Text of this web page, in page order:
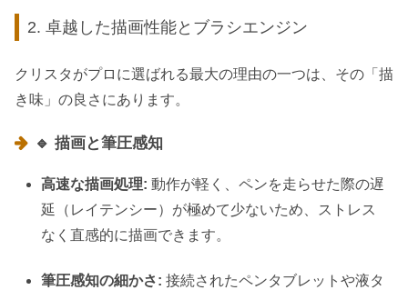
2. 卓越した描画性能とブラシエンジン
クリスタがプロに選ばれる最大の理由の一つは、その「描
き味」の良さにあります。
🔹 描画と筆圧感知
高速な描画処理: 動作が軽く、ペンを走らせた際の遅
延（レイテンシー）が極めて少ないため、ストレス
なく直感的に描画できます。
筆圧感知の細かさ: 接続されたペンタブレットや液タ